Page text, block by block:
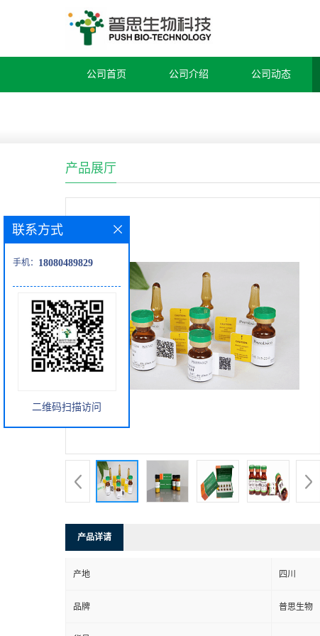
公司首页 公司介绍 公司动态
产品展厅
产品详请
产地 四川
品牌 普思生物
联系方式
手机： 18080489829
二维码扫描访问